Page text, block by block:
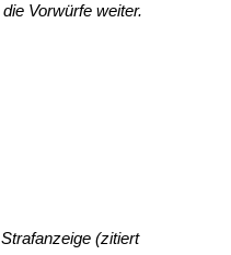
Vorwürfe weiter.
(zitiert